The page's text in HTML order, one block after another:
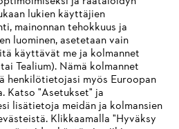
lukien käyttäjien
mainonnan tehokkuus ja
luominen, asetetaan vain
käyttävät me ja kolmannet
Tealium). Nämä kolmannet
henkilötietojasi myös Euroopan
Katso "Asetukset" ja
lisätietoja meidän ja kolmansien
Klikkaamalla "Hyväksy